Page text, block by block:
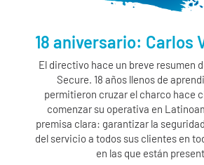
18 aniversario: Carlos
El directivo hace un breve resumen
Secure. 18 años llenos de
permitieron cruzar el charco hace
comenzar su operativa en
premisa clara: garantizar la
del servicio a todos sus clientes en
en las que están